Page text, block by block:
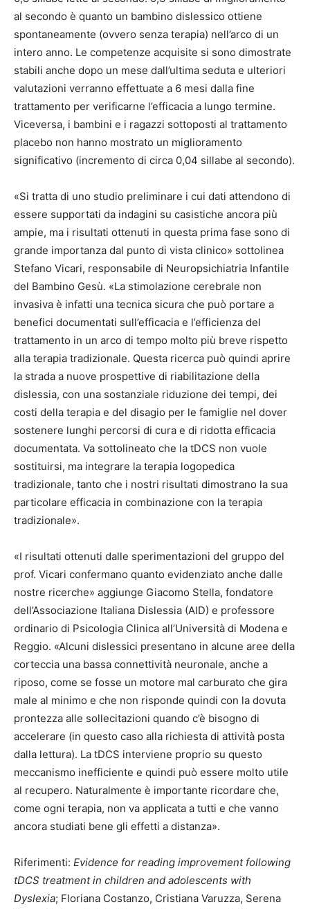
al secondo è quanto un bambino dislessico ottiene
spontaneamente (ovvero senza terapia) nell’arco di un
intero anno. Le competenze acquisite si sono dimostrate
stabili anche dopo un mese dall’ultima seduta e ulteriori
valutazioni verranno effettuate a 6 mesi dalla fine
trattamento per verificarne l’efficacia a lungo termine.
Viceversa, i bambini e i ragazzi sottoposti al trattamento
placebo non hanno mostrato un miglioramento
significativo (incremento di circa 0,04 sillabe al secondo).
«Si tratta di uno studio preliminare i cui dati attendono di
essere supportati da indagini su casistiche ancora più
ampie, ma i risultati ottenuti in questa prima fase sono di
grande importanza dal punto di vista clinico» sottolinea
Stefano Vicari, responsabile di Neuropsichiatria Infantile
del Bambino Gesù. «La stimolazione cerebrale non
invasiva è infatti una tecnica sicura che può portare a
benefici documentati sull’efficacia e l’efficienza del
trattamento in un arco di tempo molto più breve rispetto
alla terapia tradizionale. Questa ricerca può quindi aprire
la strada a nuove prospettive di riabilitazione della
dislessia, con una sostanziale riduzione dei tempi, dei
costi della terapia e del disagio per le famiglie nel dover
sostenere lunghi percorsi di cura e di ridotta efficacia
documentata. Va sottolineato che la tDCS non vuole
sostituirsi, ma integrare la terapia logopedica
tradizionale, tanto che i nostri risultati dimostrano la sua
particolare efficacia in combinazione con la terapia
tradizionale».
«I risultati ottenuti dalle sperimentazioni del gruppo del
prof. Vicari confermano quanto evidenziato anche dalle
nostre ricerche» aggiunge Giacomo Stella, fondatore
dell’Associazione Italiana Dislessia (AID) e professore
ordinario di Psicologia Clinica all’Università di Modena e
Reggio. «Alcuni dislessici presentano in alcune aree della
corteccia una bassa connettività neuronale, anche a
riposo, come se fosse un motore mal carburato che gira
male al minimo e che non risponde quindi con la dovuta
prontezza alle sollecitazioni quando c’è bisogno di
accelerare (in questo caso alla richiesta di attività posta
dalla lettura). La tDCS interviene proprio su questo
meccanismo inefficiente e quindi può essere molto utile
al recupero. Naturalmente è importante ricordare che,
come ogni terapia, non va applicata a tutti e che vanno
ancora studiati bene gli effetti a distanza».
Riferimenti: Evidence for reading improvement following
tDCS treatment in children and adolescents with
Dyslexia; Floriana Costanzo, Cristiana Varuzza, Serena